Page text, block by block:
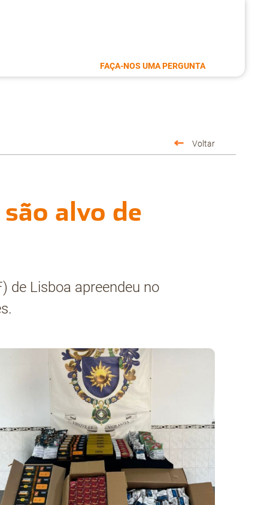
FAÇA-NOS UMA PERGUNTA
Voltar
alvo de
de Lisboa apreendeu no